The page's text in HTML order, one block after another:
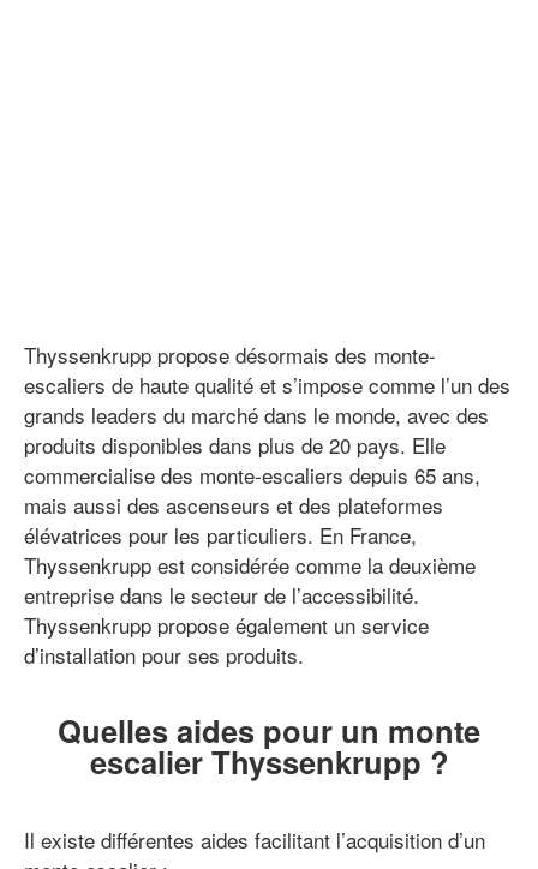
Thyssenkrupp propose désormais des monte-
escaliers de haute qualité et s’impose comme l’un des
grands leaders du marché dans le monde, avec des
produits disponibles dans plus de 20 pays. Elle
commercialise des monte-escaliers depuis 65 ans,
mais aussi des ascenseurs et des plateformes
élévatrices pour les particuliers. En France,
Thyssenkrupp est considérée comme la deuxième
entreprise dans le secteur de l’accessibilité.
Thyssenkrupp propose également un service
d’installation pour ses produits.
Quelles aides pour un monte
escalier Thyssenkrupp ?
Il existe différentes aides facilitant l’acquisition d’un